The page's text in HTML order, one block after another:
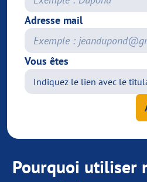
Adresse mail
Vous êtes
Pourquoi utiliser